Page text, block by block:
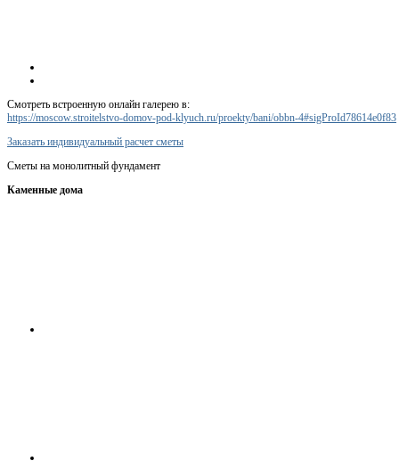
Смотреть встроенную онлайн галерею в:
https://moscow.stroitelstvo-domov-pod-klyuch.ru/proekty/bani/obbn-4#sigProId78614e0f83
Заказать индивидуальный расчет сметы
Сметы на монолитный фундамент
Каменные дома